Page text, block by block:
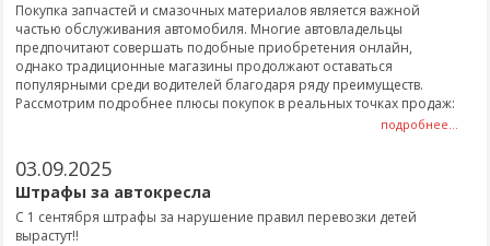
Покупка запчастей и смазочных материалов является важной
частью обслуживания автомобиля. Многие автовладельцы
предпочитают совершать подобные приобретения онлайн,
однако традиционные магазины продолжают оставаться
популярными среди водителей благодаря ряду преимуществ.
Рассмотрим подробнее плюсы покупок в реальных точках продаж:
подробнее...
03.09.2025
Штрафы за автокресла
С 1 сентября штрафы за нарушение правил перевозки детей
вырастут!!